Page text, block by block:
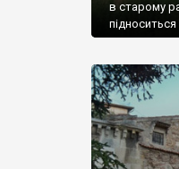
в старому
підноситься